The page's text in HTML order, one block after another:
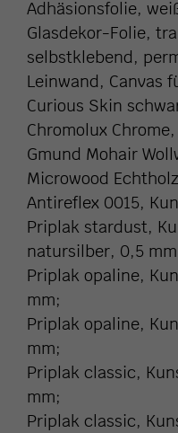
Adhäsionsfolie,
Glasdekor-Folie,
selbstklebend,
Leinwand, Canvas
Curious Skin
Chromolux
Gmund Mohair
Microwood
Antireflex 0015,
Priplak stardust,
natursilber, 0,5
Priplak opaline,
mm;
Priplak opaline,
mm;
Priplak classic,
mm;
Priplak classic,